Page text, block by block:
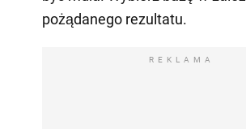
pożądanego rezultatu.
REKLAMA